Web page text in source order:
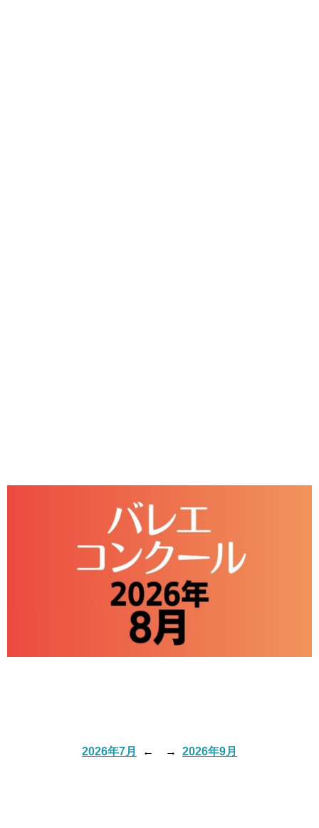
2026年7月 ← → 2026年9月